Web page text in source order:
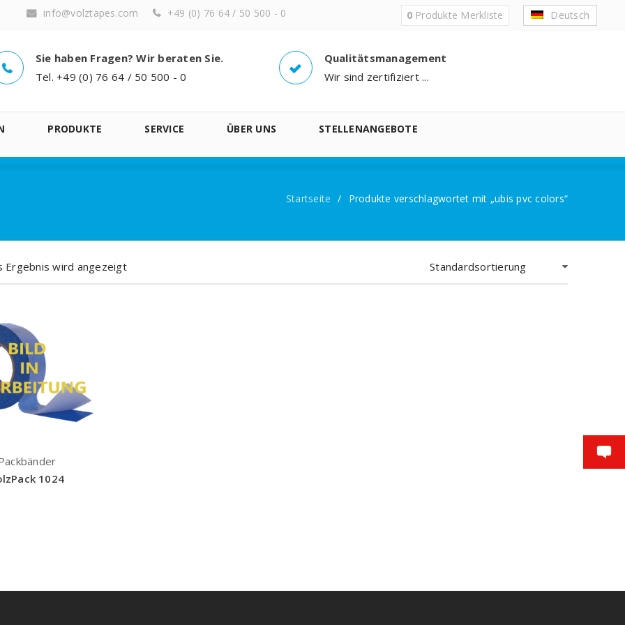
info@volztapes.com +49 (0) 76 64 / 50 500 - 0 0Produkte Merkliste Deutsch
Sie haben Fragen? Wir beraten Sie.
Tel. +49 (0) 76 64 / 50 500 - 0
Qualitätsmanagement
Wir sind zertifiziert ...
PRODUKTE SERVICE ÜBER UNS STELLENANGEBOTE
Startseite / Produkte verschlagwortet mit „ubis pvc colors“
Ergebnis wird angezeigt Standardsortierung
1024